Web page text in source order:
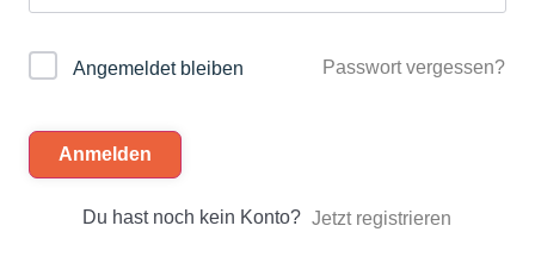
Angemeldet bleiben Passwort vergessen?
Anmelden
Du hast noch kein Konto? Jetzt registrieren